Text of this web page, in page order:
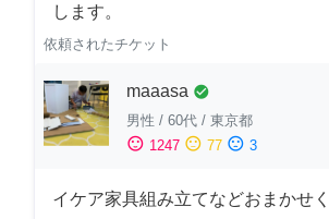
します。
依頼されたチケット
maaasa check_circle
男性 / 60代 / 東京都
sentiment_satisfied 1247 sentiment_neutral 77 sentiment_dissatisfied 3
イケア家具組み立てなどおまかせ